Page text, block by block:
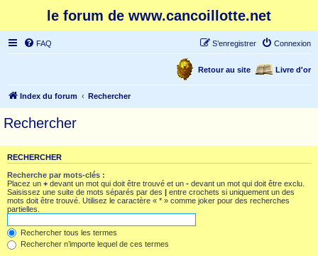
le forum de www.cancoillotte.net
FAQ Connexion
S’enregistrer
Livre d'or
Retour au site
Index du forum Rechercher
Rechercher
RECHERCHER
Recherche par mots-clés :
Placez un + devant un mot qui doit être trouvé et un - devant un mot qui doit être exclu.
Saisissez une suite de mots séparés par des | entre crochets si uniquement un des
mots doit être trouvé. Utilisez le caractère « * » comme joker pour des recherches
partielles.
Rechercher tous les termes
Rechercher n’importe lequel de ces termes